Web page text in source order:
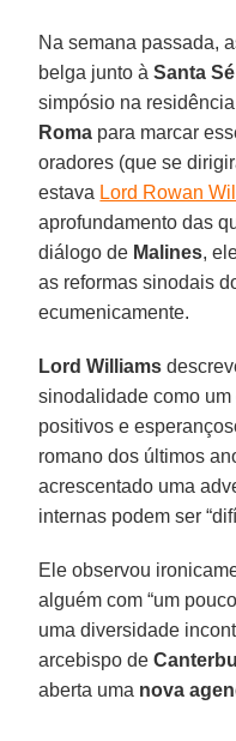
Na semana passada,
belga junto àSanta Sé
simpósio na
Roma para marcar
oradores (que se
estava Lord Rowan
aprofundamento das
diálogo de Malines,
as reformas sinodais
ecumenicamente.
Lord Williams
sinodalidade como
positivos e
romano dos últimos
acrescentado uma
internas podem ser
Ele observou
alguém com “um
uma diversidade
arcebispo de
aberta uma nova